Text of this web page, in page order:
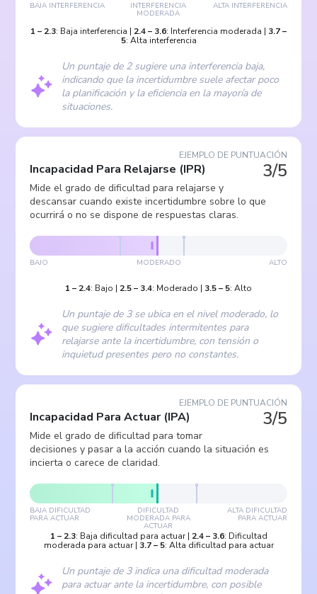
BAJA INTERFERENCIA INTERFERENCIA
MODERADA
ALTA INTERFERENCIA
1 – 2.3: Baja interferencia | 2.4– 3.6: Interferencia moderada | 3.7–
5: Alta interferencia
Un puntaje de 2 sugiere una interferencia baja,
indicando que la incertidumbre suele afectar poco
la planificación y la eficiencia en la mayoría de
situaciones.
EJEMPLO DE PUNTUACIÓN
3/5
Incapacidad Para Relajarse (IPR)
Mide el grado de dificultad para relajarse y
descansar cuando existe incertidumbre sobre lo que
ocurrirá o no se dispone de respuestas claras.
BAJO MODERADO ALTO
1 – 2.4: Bajo | 2.5– 3.4: Moderado | 3.5– 5: Alto
Un puntaje de 3 se ubica en el nivel moderado, lo
que sugiere dificultades intermitentes para
relajarse ante la incertidumbre, con tensión o
inquietud presentes pero no constantes.
EJEMPLO DE PUNTUACIÓN
3/5
Incapacidad Para Actuar (IPA)
Mide el grado de dificultad para tomar
decisiones y pasar a la acción cuando la situación es
incierta o carece de claridad.
BAJA DIFICULTAD
PARA ACTUAR
DIFICULTAD
MODERADA PARA
ACTUAR
ALTA DIFICULTAD
PARA ACTUAR
1 – 2.3: Baja dificultad para actuar| 2.4– 3.6: Dificultad
moderada para actuar| 3.7– 5: Alta dificultad para actuar
Un puntaje de 3 indica una dificultad moderada
para actuar ante la incertidumbre, con posible